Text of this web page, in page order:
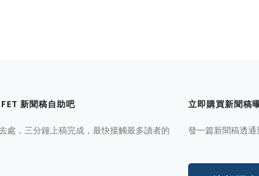
新聞稿自助吧
處，三分鐘上稿完成，最快接觸最多讀者的
立即購買新聞稿
發一篇新聞稿透通